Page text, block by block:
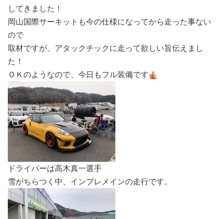
してきました！
岡山国際サーキットも今の仕様になってから走った事ない
ので
取材ですが、アタックチックに走って欲しい旨伝えまし
た！
ＯＫのようなので、今日もフル装備です
ドライバーは高木真一選手
雪がちらつく中、インプレメインの走行です。